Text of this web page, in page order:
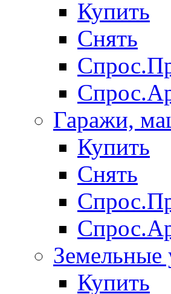
Купить
Снять
Гаражи,
Купить
Снять
Земельные
Купить